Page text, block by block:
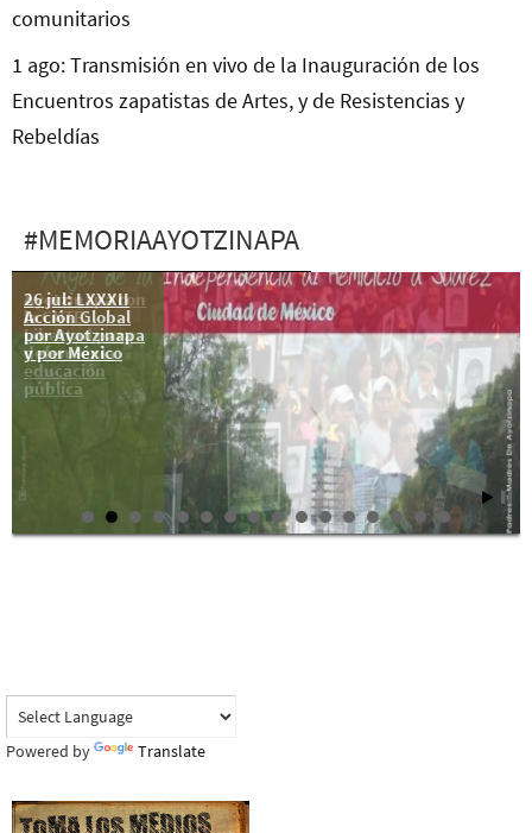
comunitarios
1 ago: Transmisión en vivo de la Inauguración de los
Encuentros zapatistas de Artes, y de Resistencias y
Rebeldías
#MEMORIAAYOTZINAPA
26 jul: LXXXII
Acción Global
por Ayotzinapa
y por México
Ayotzinapa con
la CNTE:
Libertad para
defender la
educación
pública
Powered by Translate